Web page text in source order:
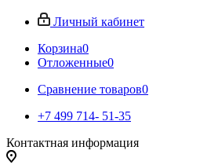
Личный кабинет
Корзина0
Отложенные0
Сравнение товаров0
+7 499 714- 51-35
Контактная информация